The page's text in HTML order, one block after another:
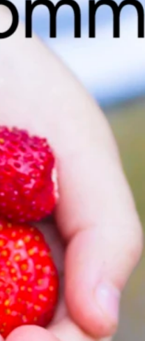
Vill du veta mer om
Vi berättar gärna mer för
lämna dina uppgifter så
Gå till invändiga dörrar